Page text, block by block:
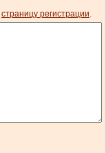
страницу регистрации.